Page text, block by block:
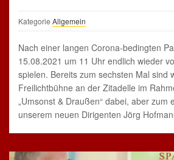
Kategorie Allgemein
Nach einer langen Corona-bedingten
15.08.2021 um 11 Uhr endlich wieder
spielen. Bereits zum sechsten Mal sind
Freilichtbühne an der Zitadelle im
„Umsonst & Draußen“ dabei, aber zum
unserem neuen Dirigenten Jörg